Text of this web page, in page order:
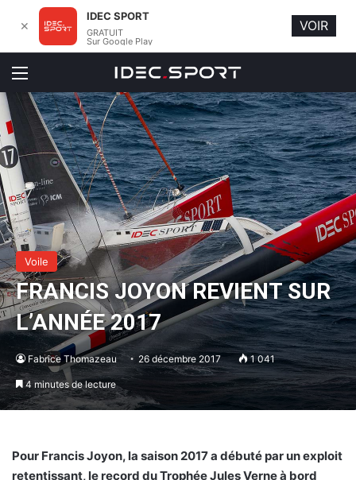
Menu
Voile
FRANCIS JOYON REVIENT SUR
L’ANNÉE 2017
Fabrice Thomazeau 26 décembre 2017 1 041
4 minutes de lecture
Pour Francis Joyon, la saison 2017 a débuté par un exploit
retentissant, le record du Trophée Jules Verne à bord
✕
IDEC SPORT
GRATUIT
Sur Google Play
VOIR